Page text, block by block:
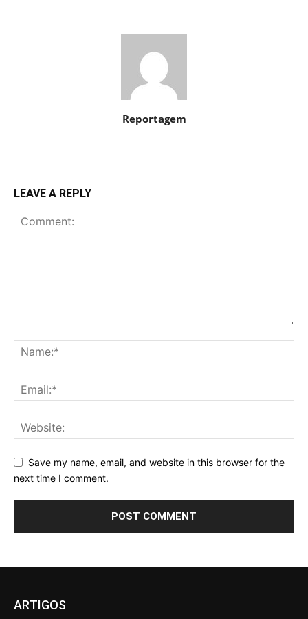
Reportagem
LEAVE A REPLY
Save my name, email, and website in this browser for the
next time I comment.
ARTIGOS